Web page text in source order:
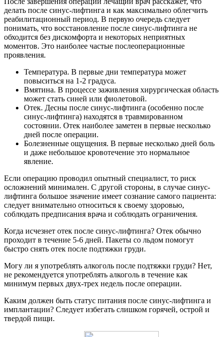
делать после синус-лифтинга и как максимально облегчить
реабилитационный период. В первую очередь следует
понимать, что восстановление после синус-лифтинга не
обходится без дискомфорта и некоторых неприятных
моментов. Это наиболее частые послеоперационные
проявления.
Температура. В первые дни температура может
повыситься на 1-2 градуса.
Вмятина. В процессе заживления хирургическая область
может стать синей или фиолетовой.
Отек. Десны после синус-лифтинга (особенно после
синус-лифтинга) находятся в травмированном
состоянии. Отек наиболее заметен в первые несколько
дней после операции.
Болезненные ощущения. В первые несколько дней боль
и даже небольшое кровотечение это нормальное
явление.
Если операцию проводил опытный специалист, то риск
осложнений минимален. С другой стороны, в случае синус-
лифтинга большое значение имеет сознание самого пациента:
следует внимательно относиться к своему здоровью,
соблюдать предписания врача и соблюдать ограничения.
Когда исчезнет отек после синус-лифтинга? Отек обычно
проходит в течение 5-6 дней. Пакеты со льдом помогут
быстро снять отек после подтяжки груди.
Могу ли я употреблять алкоголь после подтяжки груди? Нет,
не рекомендуется употреблять алкоголь в течение как
минимум первых двух-трех недель после операции.
Каким должен быть статус питания после синус-лифтинга и
имплантации? Следует избегать слишком горячей, острой и
твердой пищи.